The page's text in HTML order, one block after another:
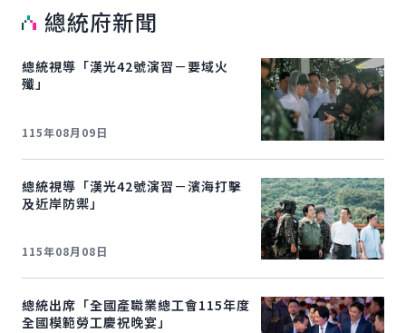
總統府新聞
115年08月09日
總統視導「漢光42號演習－要域火
殲」
115年08月08日
總統視導「漢光42號演習－濱海打擊
及近岸防禦」
總統出席「全國產職業總工會115年度
全國模範勞工慶祝晚宴」